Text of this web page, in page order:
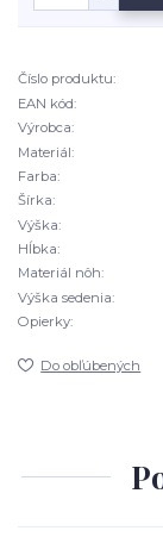
Číslo produktu:
EAN kód:
Výrobca:
Materiál:
Farba:
Šírka:
Výška:
Hĺbka:
Materiál nôh:
Výška sedenia:
Opierky:
Do obľúbených